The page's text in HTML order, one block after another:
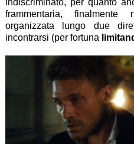
indiscriminato, per quanto
frammentaria,
organizzata lungo due
incontrarsi (per fortuna